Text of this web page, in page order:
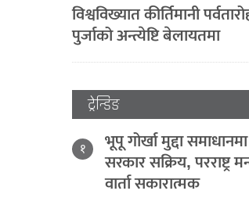
विश्वविख्यात कीर्तिमानी
पुर्जाको अन्त्येष्टि बेलायतमा
ट्रेन्डिङ
१ भूपू गोर्खा मुद्दा
सरकार सक्रिय, परराष्ट्र
वार्ता सकारात्मक